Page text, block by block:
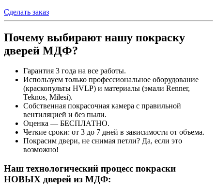
Сделать заказ
Почему выбирают нашу покраску
дверей МДФ?
Гарантия 3 года на все работы.
Используем только профессиональное оборудование
(краскопульты HVLP) и материалы (эмали Renner,
Teknos, Milesi).
Собственная покрасочная камера с правильной
вентиляцией и без пыли.
Оценка — БЕСПЛАТНО.
Четкие сроки: от 3 до 7 дней в зависимости от объема.
Покрасим двери, не снимая петли? Да, если это
возможно!
Наш технологический процесс покраски
НОВЫХ дверей из МДФ: